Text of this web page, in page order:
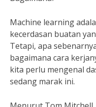
Machine learning
kecerdasan buatan
Tetapi, apa
bagaimana cara
kita perlu mengenal
sedang marak ini.